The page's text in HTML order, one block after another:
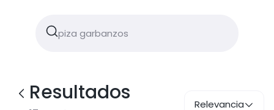
Resultados Relevancia